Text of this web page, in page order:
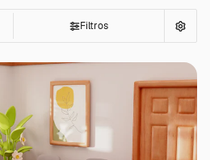
Filtros